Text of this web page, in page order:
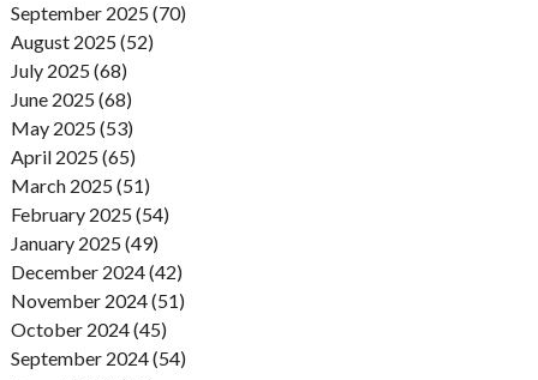
September 2025 (70)
August 2025 (52)
July 2025 (68)
June 2025 (68)
May 2025 (53)
April 2025 (65)
March 2025 (51)
February 2025 (54)
January 2025 (49)
December 2024 (42)
November 2024 (51)
October 2024 (45)
September 2024 (54)